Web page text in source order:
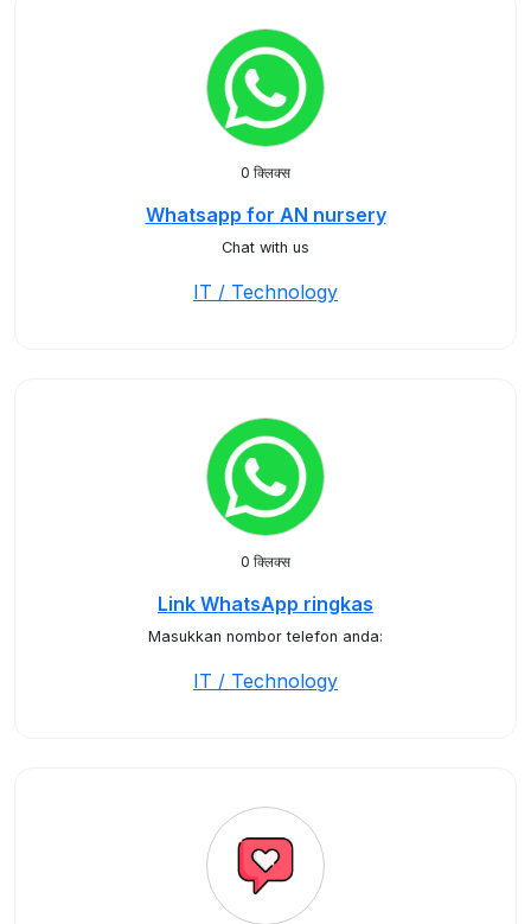
0 क्लिक्स
Whatsapp for AN nursery
Chat with us
IT / Technology
0 क्लिक्स
Link WhatsApp ringkas
Masukkan nombor telefon anda:
IT / Technology